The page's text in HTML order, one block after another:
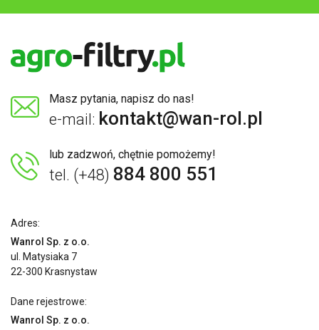
Masz pytania, napisz do nas!
e-mail: kontakt@wan-rol.pl
lub zadzwoń, chętnie pomożemy!
tel. (+48) 884 800 551
Adres:
Wanrol Sp. z o.o.
ul. Matysiaka 7
22-300 Krasnystaw
Dane rejestrowe:
Wanrol Sp. z o.o.